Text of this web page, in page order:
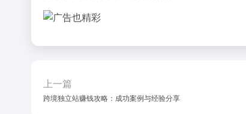
上一篇
跨境独立站赚钱攻略：成功案例与经验分享